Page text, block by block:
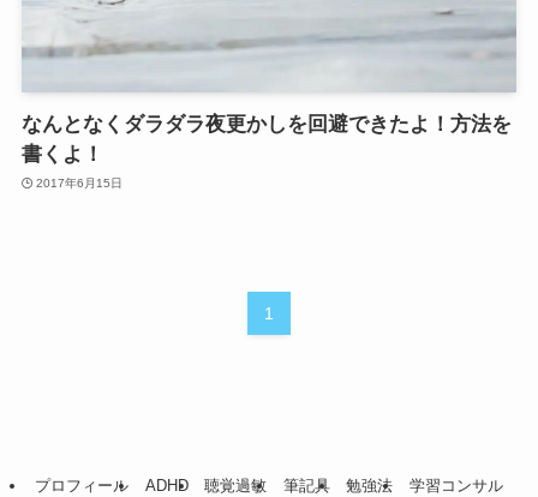
なんとなくダラダラ夜更かしを回避できたよ！方法を
書くよ！
2017年6月15日
1
プロフィール ADHD 聴覚過敏 筆記具 勉強法 学習コンサル